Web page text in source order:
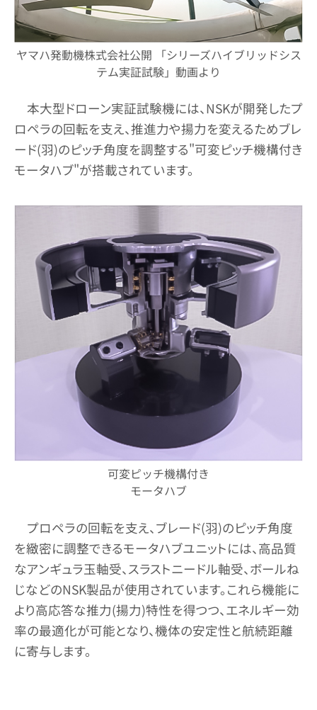
ヤマハ発動機株式会社公開 「シリーズハイブリッドシス
テム実証試験」動画より
本大型ドローン実証試験機には、NSKが開発したプ
ロペラの回転を支え、推進力や揚力を変えるためブレ
ード(羽)のピッチ角度を調整する"可変ピッチ機構付き
モータハブ"が搭載されています。
可変ピッチ機構付き
モータハブ
プロペラの回転を支え、ブレード(羽)のピッチ角度
を緻密に調整できるモータハブユニットには、高品質
なアンギュラ玉軸受、スラストニードル軸受、ボールね
じなどのNSK製品が使用されています。これら機能に
より高応答な推力(揚力)特性を得つつ、エネルギー効
率の最適化が可能となり、機体の安定性と航続距離
に寄与します。